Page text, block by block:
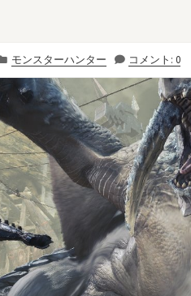
カ
ゴ
ー
モンスターハンター コメント: 0